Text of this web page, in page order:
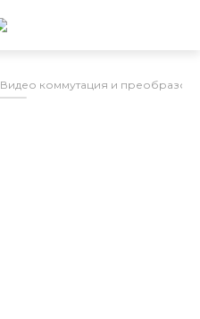
Видео коммутация и